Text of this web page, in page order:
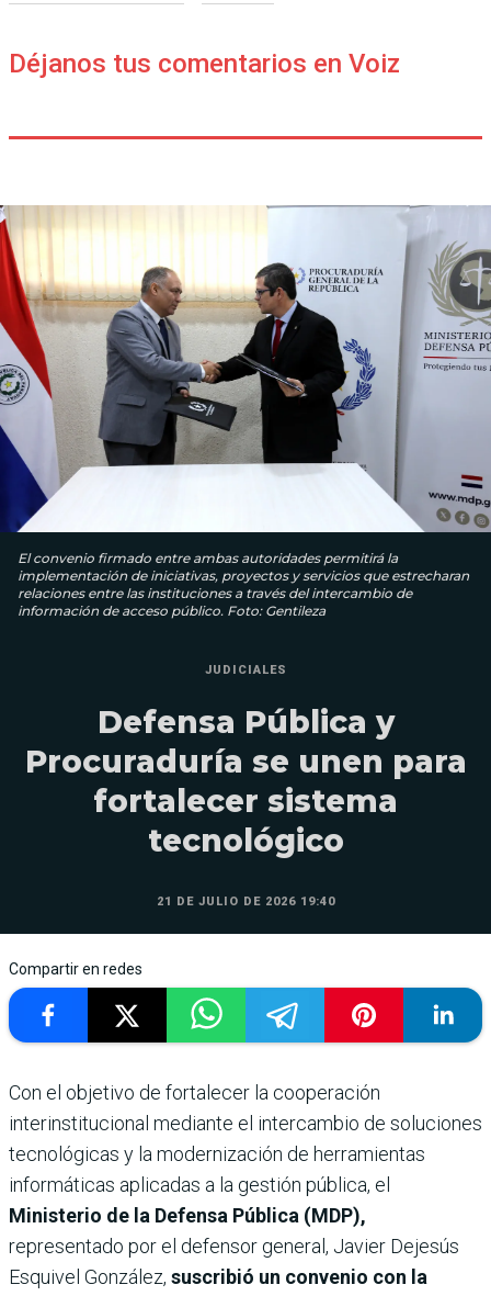
Déjanos tus comentarios en Voiz
El convenio firmado entre ambas autoridades permitirá la
implementación de iniciativas, proyectos y servicios que estrecharan
relaciones entre las instituciones a través del intercambio de
información de acceso público. Foto: Gentileza
JUDICIALES
Defensa Pública y
Procuraduría se unen para
fortalecer sistema
tecnológico
21 DE JULIO DE 2026 19:40
Compartir en redes
Con el objetivo de fortalecer la cooperación
interinstitucional mediante el intercambio de soluciones
tecnológicas y la modernización de herramientas
informáticas aplicadas a la gestión pública, el
Ministerio de la Defensa Pública (MDP),
representado por el defensor general, Javier Dejesús
Esquivel González, suscribió un convenio con la